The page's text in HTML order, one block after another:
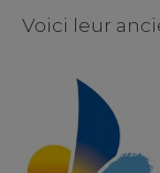
Voici leur